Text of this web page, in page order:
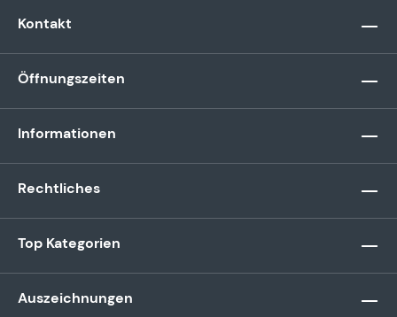
Kontakt
Öffnungszeiten
Informationen
Rechtliches
Top Kategorien
Auszeichnungen